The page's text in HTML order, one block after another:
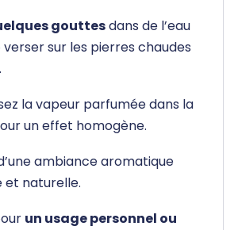
gouttesdans de l’eau
sur les pierres chaudes
la vapeur parfumée dans la
un effet homogène.
ambiance aromatique
et naturelle.
un usage personnel ou